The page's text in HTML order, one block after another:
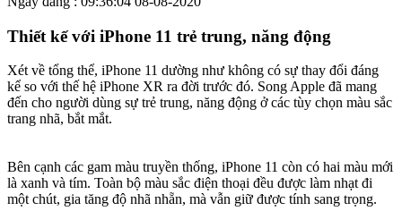
Thiết kế với iPhone 11 trẻ trung, năng động
Xét về tổng thể, iPhone 11 dường như không có sự thay đổi đáng
kể so với thế hệ iPhone XR ra đời trước đó. Song Apple đã mang
đến cho người dùng sự trẻ trung, năng động ở các tùy chọn màu sắc
trang nhã, bắt mắt.
Bên cạnh các gam màu truyền thống, iPhone 11 còn có hai màu mới
là xanh và tím. Toàn bộ màu sắc điện thoại đều được làm nhạt đi
một chút, gia tăng độ nhã nhẵn, mà vẫn giữ được tính sang trọng.